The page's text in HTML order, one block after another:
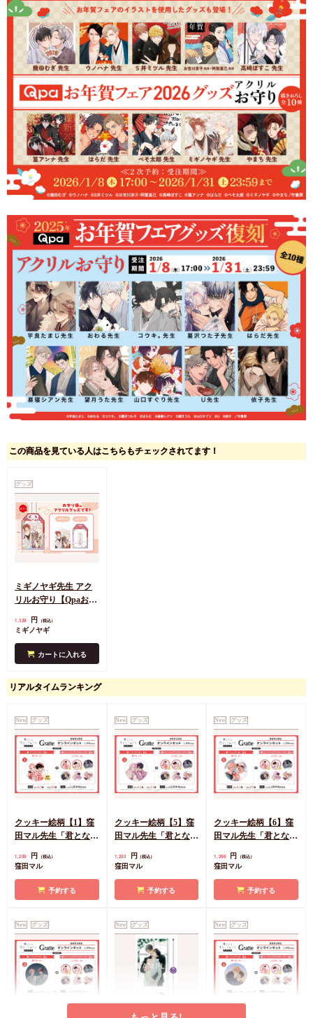
この商品を見ている人はこちらもチェックされてます！
グッズ
ミギノヤギ先生 アク
リルお守り【Qpaお年
1,320 円 （税込）
ミギノヤギ
カートに入れる
リアルタイムランキング
New グッズ
クッキー絵柄【1】窪
田マル先生「君となら
記念Gratte オンライン
（有償特典アクリルコ
ースター付（全6種ラ
1,200 円 （税込）
窪田マル
予約する
New グッズ
クッキー絵柄【5】窪
田マル先生「君となら
記念Gratte オンライン
リルコースター付（全
6種ランダム））
1,200 円 （税込）
窪田マル
予約する
New グッズ
クッキー絵柄【6】窪
田マル先生「君となら
記念Gratte オンライン
リルコースター付（全
6種ランダム））
1,200 円 （税込）
窪田マル
予約する
New グッズ New グッズ New グッズ